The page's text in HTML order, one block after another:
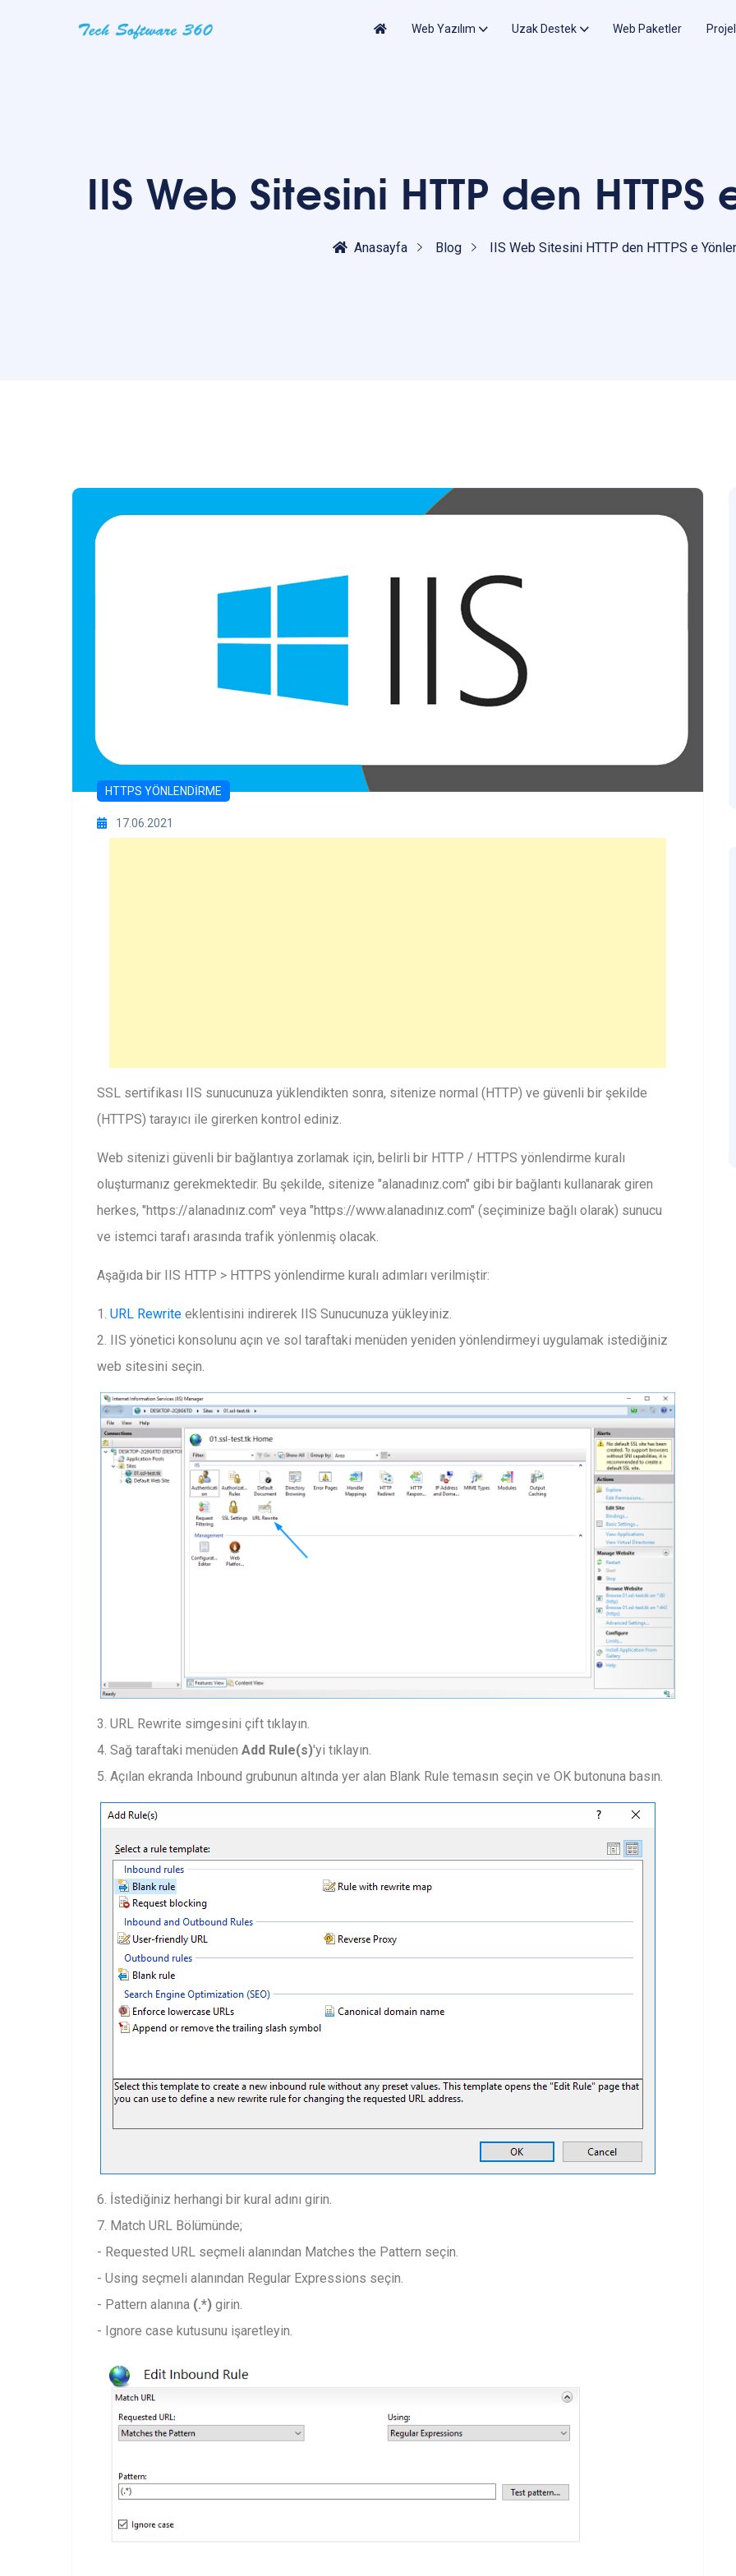
Web Yazılım Uzak Destek Web Paketler
IIS Web Sitesini HTTP den
Anasayfa Blog IIS Web Sitesini HTTP den HTTPS e
HTTPS YÖNLENDIRME
17.06.2021
SSL sertifikası IIS sunucunuza yüklendikten sonra, sitenize normal (HTTP) ve güvenli bir şekilde
(HTTPS) tarayıcı ile girerken kontrol ediniz.
Web sitenizi güvenli bir bağlantıya zorlamak için, belirli bir HTTP / HTTPS yönlendirme kuralı
oluşturmanız gerekmektedir. Bu şekilde, sitenize "alanadınız.com" gibi bir bağlantı kullanarak giren
herkes, "https://alanadınız.com" veya "https://www.alanadınız.com" (seçiminize bağlı olarak) sunucu
ve istemci tarafı arasında trafik yönlenmiş olacak.
Aşağıda bir IIS HTTP > HTTPS yönlendirme kuralı adımları verilmiştir:
1. URL Rewrite eklentisini indirerek IIS Sunucunuza yükleyiniz.
2. IIS yönetici konsolunu açın ve sol taraftaki menüden yeniden yönlendirmeyi uygulamak istediğiniz
web sitesini seçin.
3. URL Rewrite simgesini çift tıklayın.
4. Sağ taraftaki menüden Add Rule(s)'yi tıklayın.
5. Açılan ekranda Inbound grubunun altında yer alan Blank Rule temasın seçin ve OK butonuna basın.
6. İstediğiniz herhangi bir kural adını girin.
7. Match URL Bölümünde;
- Requested URL seçmeli alanından Matches the Pattern seçin.
- Using seçmeli alanından Regular Expressions seçin.
- Pattern alanına (.*) girin.
- Ignore case kutusunu işaretleyin.